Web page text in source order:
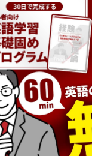
ートで待ってい
ップを開業したXさ
伝える放送など、一
らいます」や「広
で問われやすい